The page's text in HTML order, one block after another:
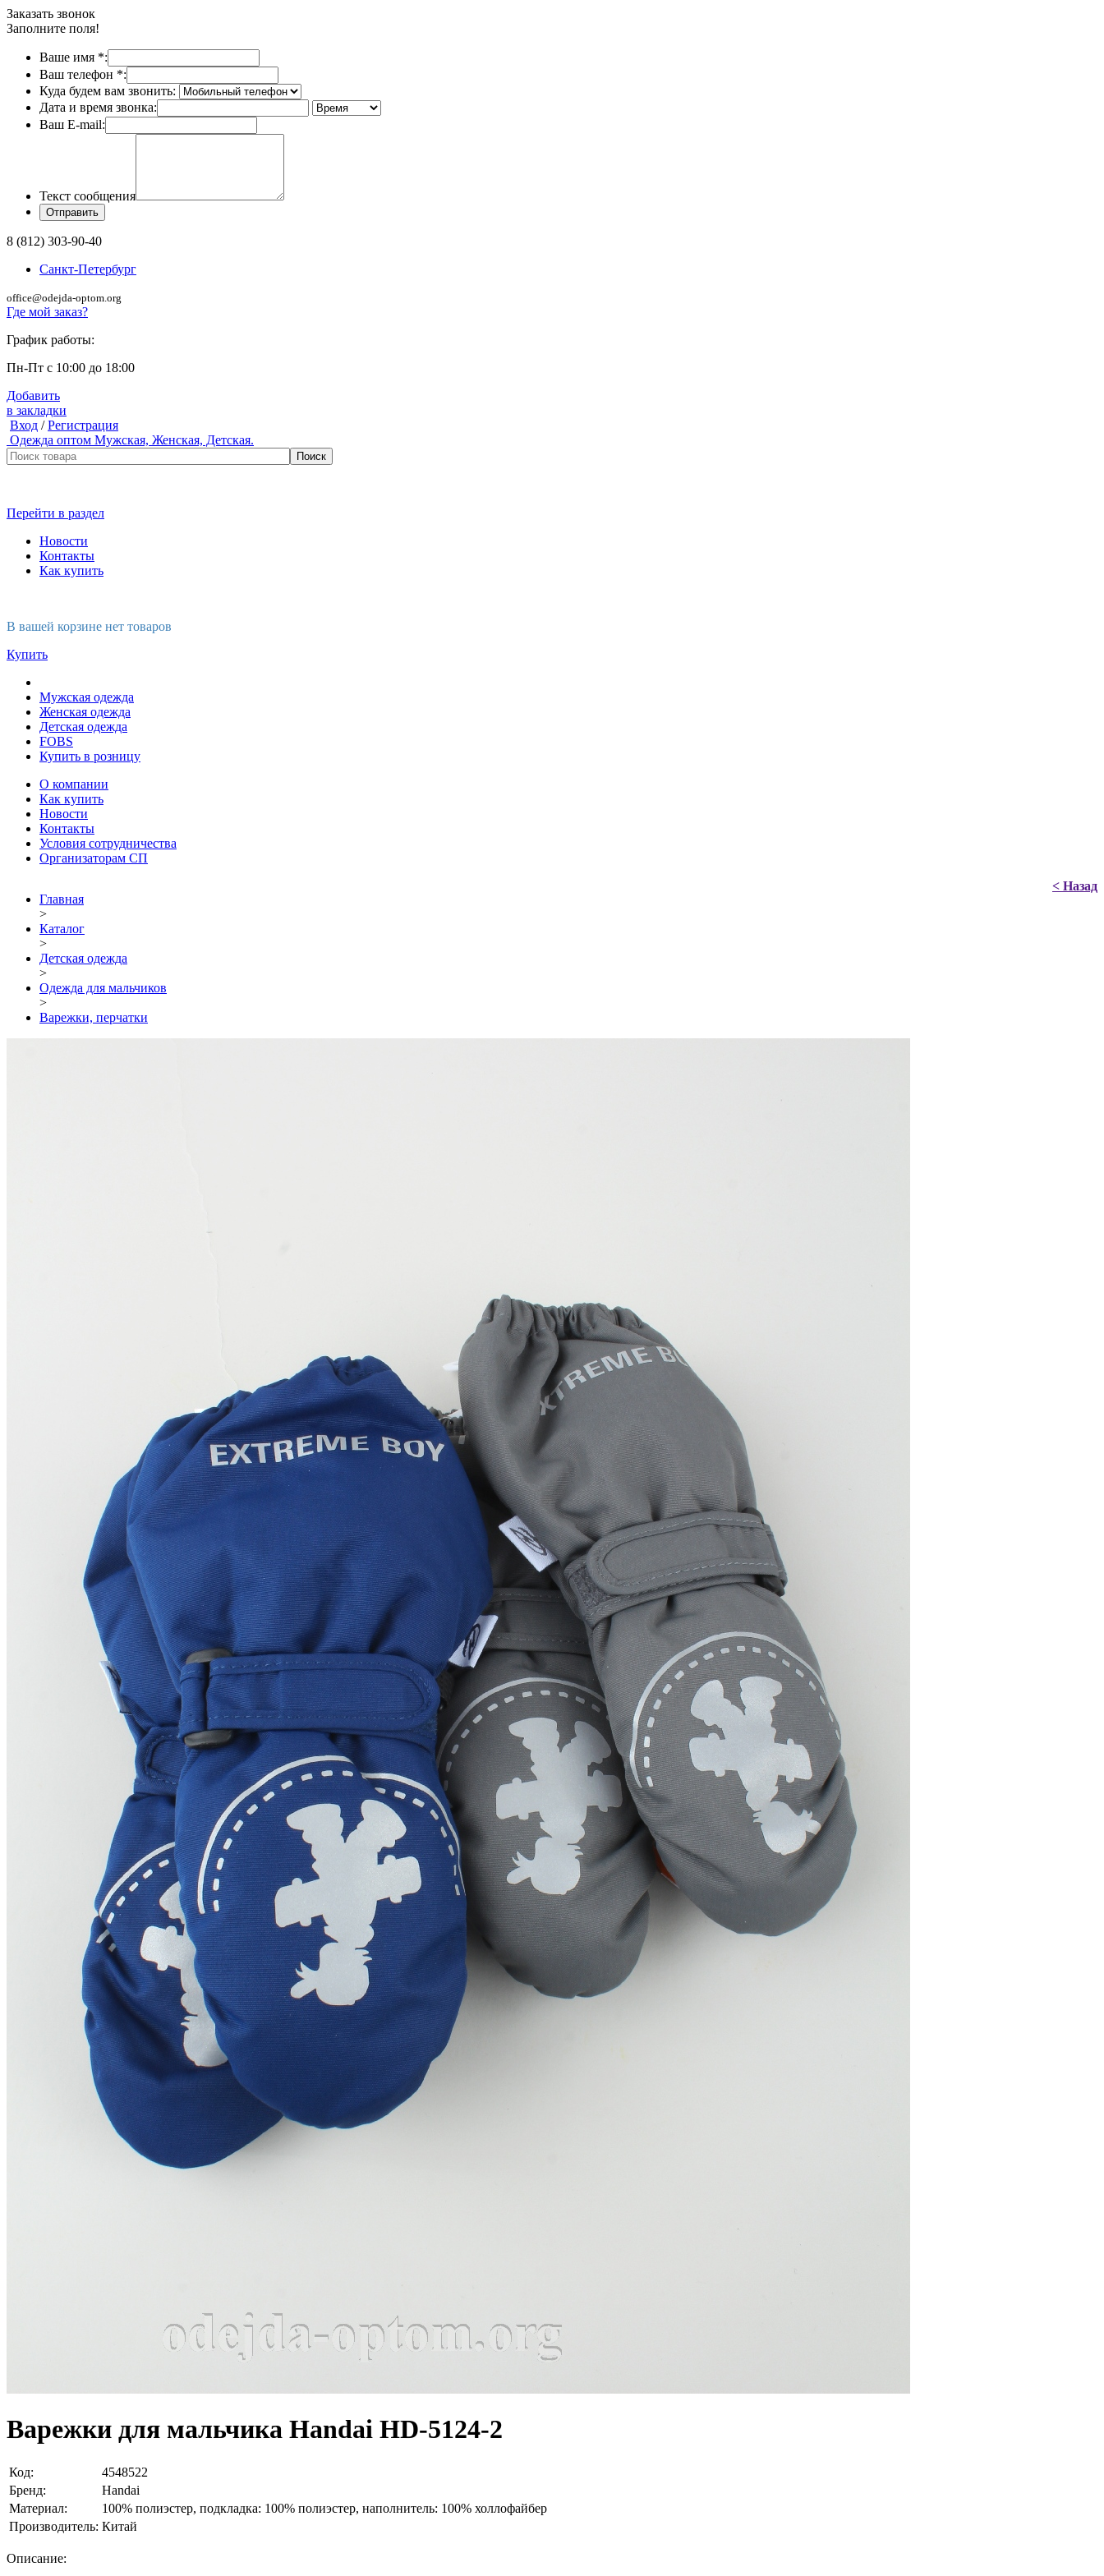
Заказать звонок
Заполните поля!
Ваше имя *:
Ваш телефон *:
Куда будем вам звонить:
Дата и время звонка:
Ваш E-mail:
Текст сообщения
8 (812) 303-90-40
Санкт-Петербург
office@odejda-optom.org
Где мой заказ?
График работы:
Пн-Пт с 10:00 до 18:00
Добавить
в закладки
Вход /Регистрация
Одежда оптом Мужская, Женская, Детская.
Перейти в раздел
Новости
Контакты
Как купить
В вашей корзине нет товаров
Купить
Мужская одежда
Женская одежда
Детская одежда
FOBS
Купить в розницу
О компании
Как купить
Новости
Контакты
Условия сотрудничества
Организаторам СП
Главная
>
Каталог
>
Детская одежда
>
Одежда для мальчиков
>
Варежки, перчатки
< Назад
Варежки для мальчика Handai HD-5124-2
Код:
4548522
Бренд:
Handai
Материал:
100% полиэстер, подкладка: 100% полиэстер, наполнитель: 100% холлофайбер
Производитель: Китай
Описание: